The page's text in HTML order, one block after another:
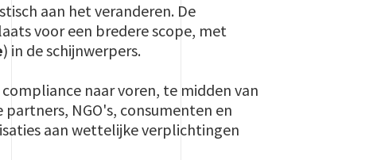
aan het veranderen. De
voor een bredere scope, met
) in de schijnwerpers.
naar voren, te midden van
NGO's, consumenten en
aan wettelijke verplichtingen